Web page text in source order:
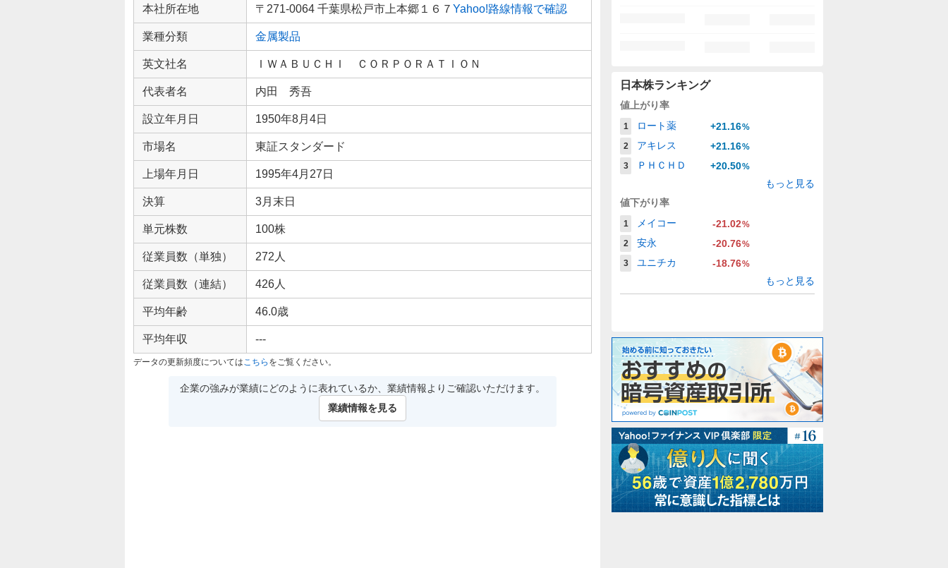
業
情
報
本社所在地 〒271-0064 千葉県松戸市上本郷１６７ Yahoo!路線情報で確認
業種分類 金属製品
英文社名 ＩＷＡＢＵＣＨＩ ＣＯＲＰＯＲＡＴＩＯＮ
代表者名 内田 秀吾
設立年月日 1950年8月4日
市場名 東証スタンダード
上場年月日 1995年4月27日
決算 3月末日
単元株数 100株
従業員数（単独） 272人
従業員数（連結） 426人
平均年齢 46.0歳
平均年収 ---
データの更新頻度については こちら をご覧ください。
企業の強みが業績にどのように表れているか、業績情報よりご確認いただけます。
業績情報を見る
日本株ランキング
値上がり率
1 ロート薬 +21.16%
2
アキレス +21.16%
3
ＰＨＣＨＤ +20.50%
もっと見る
値下がり率
1 メイコー -21.02%
2
安永 -20.76%
3
ユニチカ -18.76%
もっと見る